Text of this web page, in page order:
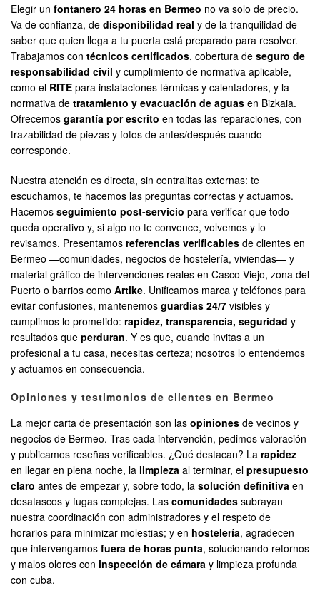
Elegir un fontanero 24 horas en Bermeo no va solo de precio.
Va de confianza, de disponibilidad real y de la tranquilidad de
saber que quien llega a tu puerta está preparado para resolver.
Trabajamos con técnicos certificados, cobertura de seguro de
responsabilidad civil y cumplimiento de normativa aplicable,
como el RITE para instalaciones térmicas y calentadores, y la
normativa de tratamiento y evacuación de aguas en Bizkaia.
Ofrecemos garantía por escrito en todas las reparaciones, con
trazabilidad de piezas y fotos de antes/después cuando
corresponde.
Nuestra atención es directa, sin centralitas externas: te
escuchamos, te hacemos las preguntas correctas y actuamos.
Hacemos seguimiento post-servicio para verificar que todo
queda operativo y, si algo no te convence, volvemos y lo
revisamos. Presentamos referencias verificables de clientes en
Bermeo —comunidades, negocios de hostelería, viviendas— y
material gráfico de intervenciones reales en Casco Viejo, zona del
Puerto o barrios como Artike. Unificamos marca y teléfonos para
evitar confusiones, mantenemos guardias 24/7 visibles y
cumplimos lo prometido: rapidez, transparencia, seguridad y
resultados que perduran. Y es que, cuando invitas a un
profesional a tu casa, necesitas certeza; nosotros lo entendemos
y actuamos en consecuencia.
Opiniones y testimonios de clientes en Bermeo
La mejor carta de presentación son las opiniones de vecinos y
negocios de Bermeo. Tras cada intervención, pedimos valoración
y publicamos reseñas verificables. ¿Qué destacan? La rapidez
en llegar en plena noche, la limpieza al terminar, el presupuesto
claro antes de empezar y, sobre todo, la solución definitiva en
desatascos y fugas complejas. Las comunidades subrayan
nuestra coordinación con administradores y el respeto de
horarios para minimizar molestias; y en hostelería, agradecen
que intervengamos fuera de horas punta, solucionando retornos
y malos olores con inspección de cámara y limpieza profunda
con cuba.